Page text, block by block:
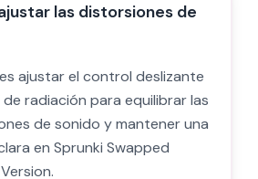
las distorsiones de
ajustar el control deslizante
de radiación para equilibrar las
de sonido y mantener una
en Sprunki Swapped